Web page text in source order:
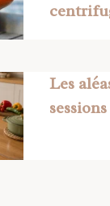
Les